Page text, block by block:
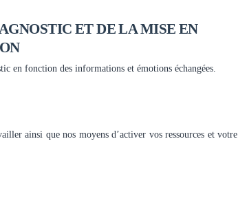
ET DE LA MISE EN
en fonction des informations et émotions échangées.
ainsi que nos moyens d’activer vos ressources et votre